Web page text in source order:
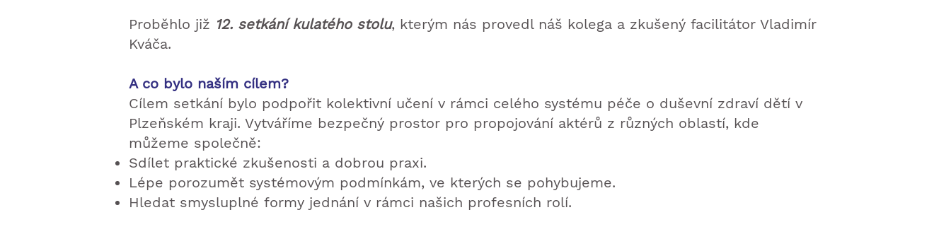
Proběhlo již 12. setkání kulatého stolu, kterým nás provedl náš kolega a zkušený facilitátor Vladimír
Kváča.
A co bylo naším cílem?
Cílem setkání bylo podpořit kolektivní učení v rámci celého systému péče o duševní zdraví dětí v
Plzeňském kraji. Vytváříme bezpečný prostor pro propojování aktérů z různých oblastí, kde
můžeme společně:
Sdílet praktické zkušenosti a dobrou praxi.
Lépe porozumět systémovým podmínkám, ve kterých se pohybujeme.
Hledat smysluplné formy jednání v rámci našich profesních rolí.